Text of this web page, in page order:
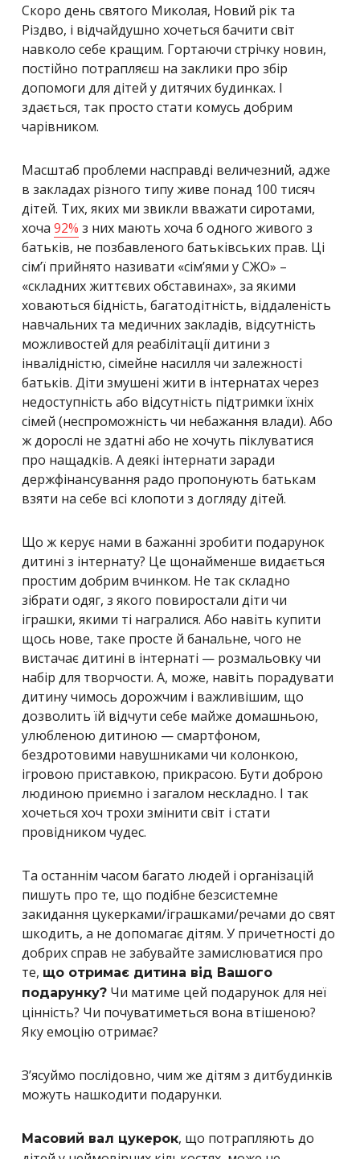
Скоро день святого Миколая, Новий рік та
Різдво, і відчайдушно хочеться бачити світ
навколо себе кращим. Гортаючи стрічку новин,
постійно потрапляєш на заклики про збір
допомоги для дітей у дитячих будинках. І
здається, так просто стати комусь добрим
чарівником.
Масштаб проблеми насправді величезний, адже
в закладах різного типу живе понад 100 тисяч
дітей. Тих, яких ми звикли вважати сиротами,
хоча 92% з них мають хоча б одного живого з
батьків, не позбавленого батьківських прав. Ці
сім’ї прийнято називати «сім’ями у СЖО» –
«складних життєвих обставинах», за якими
ховаються бідність, багатодітність, віддаленість
навчальних та медичних закладів, відсутність
можливостей для реабілітації дитини з
інвалідністю, сімейне насилля чи залежності
батьків. Діти змушені жити в інтернатах через
недоступність або відсутність підтримки їхніх
сімей (неспроможність чи небажання влади). Або
ж дорослі не здатні або не хочуть піклуватися
про нащадків. А деякі інтернати заради
держфінансування радо пропонують батькам
взяти на себе всі клопоти з догляду дітей.
Що ж керує нами в бажанні зробити подарунок
дитині з інтернату? Це щонайменше видається
простим добрим вчинком. Не так складно
зібрати одяг, з якого повиростали діти чи
іграшки, якими ті награлися. Або навіть купити
щось нове, таке просте й банальне, чого не
вистачає дитині в інтернаті — розмальовку чи
набір для творчости. А, може, навіть порадувати
дитину чимось дорожчим і важливішим, що
дозволить їй відчути себе майже домашньою,
улюбленою дитиною — смартфоном,
бездротовими навушниками чи колонкою,
ігровою приставкою, прикрасою. Бути доброю
людиною приємно і загалом нескладно. І так
хочеться хоч трохи змінити світ і стати
провідником чудес.
Та останнім часом багато людей і організацій
пишуть про те, що подібне безсистемне
закидання цукерками/іграшками/речами до свят
шкодить, а не допомагає дітям. У причетності до
добрих справ не забувайте замислюватися про
те, що отримає дитина від Вашого
подарунку? Чи матиме цей подарунок для неї
цінність? Чи почуватиметься вона втішеною?
Яку емоцію отримає?
З’ясуймо послідовно, чим же дітям з дитбудинків
можуть нашкодити подарунки.
Масовий вал цукерок, що потрапляють до